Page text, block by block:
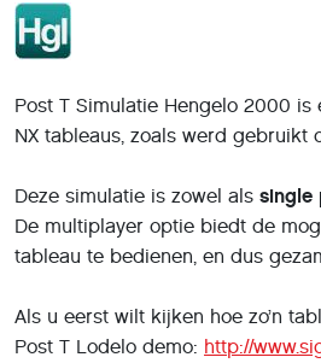
Post T Simulatie Hengelo 2000
NX tableaus, zoals werd gebruikt
Deze simulatie is zowel als single
De multiplayer optie biedt de
tableau te bedienen, en dus
Als u eerst wilt kijken hoe zo’n
Post T Lodelo demo: http://